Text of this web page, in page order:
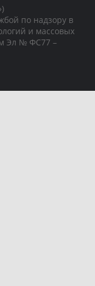
по надзору в
и массовых
Эл № ФС77 –